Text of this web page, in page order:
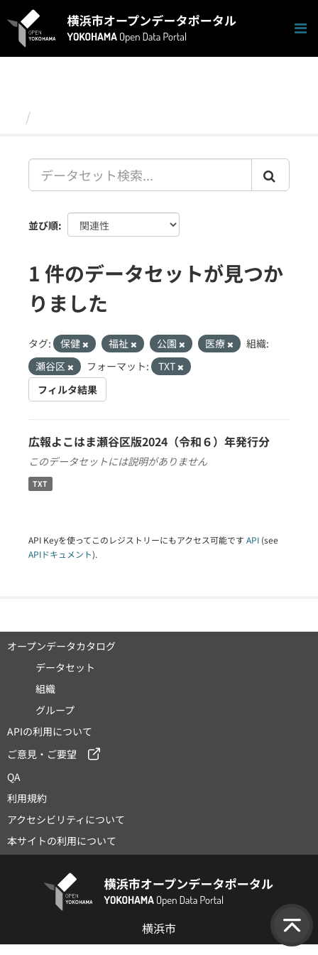
キ
並び順
1 件のデータセットが見つか
りました
タグ: 保健 福祉 公園 医療
組織:
瀬谷区
フォーマット:
TXT
フィルタ結果
広報よこはま瀬谷区版2024（令和６）年発行分
このデータセットには説明がありません
TXT
API Keyを使ってこのレジストリーにもアクセス可能です API (see
APIドキュメント).
オープンデータカタログ
データセット
組織
グループ
APIの利用について
ご意見・ご要望
QA
利用規約
アクセシビリティについて
本サイトの利用について
横浜市